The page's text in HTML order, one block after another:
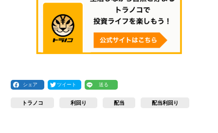
シェア ツイート 送る
トラノコ 利回り 配当 配当利回り